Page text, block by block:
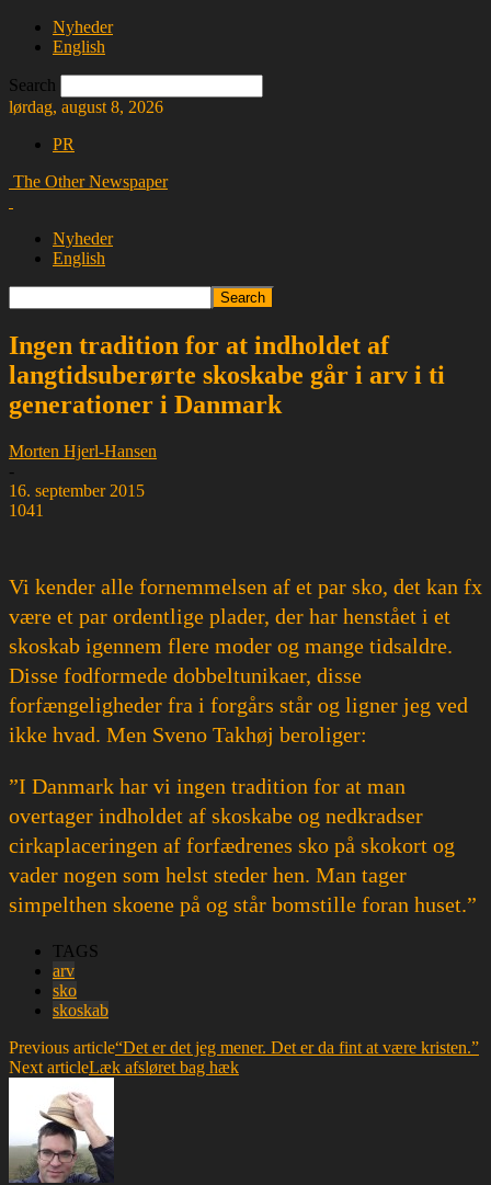
Nyheder
English
Search
lørdag, august 8, 2026
PR
The Other Newspaper
Nyheder
English
Ingen tradition for at indholdet af
langtidsuberørte skoskabe går i arv i ti
generationer i Danmark
Morten Hjerl-Hansen
-
16. september 2015
1041
Vi kender alle fornemmelsen af et par sko, det kan fx
være et par ordentlige plader, der har henstået i et
skoskab igennem flere moder og mange tidsaldre.
Disse fodformede dobbeltunikaer, disse
forfængeligheder fra i forgårs står og ligner jeg ved
ikke hvad. Men Sveno Takhøj beroliger:
”I Danmark har vi ingen tradition for at man
overtager indholdet af skoskabe og nedkradser
cirkaplaceringen af forfædrenes sko på skokort og
vader nogen som helst steder hen. Man tager
simpelthen skoene på og står bomstille foran huset.”
TAGS
arv
sko
skoskab
Previous article“Det er det jeg mener. Det er da fint at være kristen.”
Next articleLæk afsløret bag hæk